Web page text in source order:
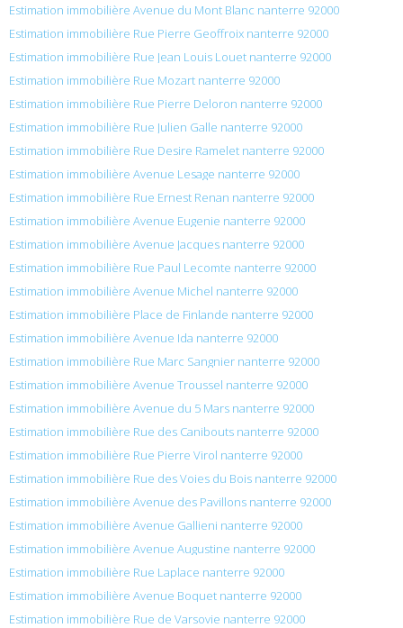
Estimation immobilière Avenue du Mont Blanc nanterre 92000
Estimation immobilière Rue Pierre Geoffroix nanterre 92000
Estimation immobilière Rue Jean Louis Louet nanterre 92000
Estimation immobilière Rue Mozart nanterre 92000
Estimation immobilière Rue Pierre Deloron nanterre 92000
Estimation immobilière Rue Julien Galle nanterre 92000
Estimation immobilière Rue Desire Ramelet nanterre 92000
Estimation immobilière Avenue Lesage nanterre 92000
Estimation immobilière Rue Ernest Renan nanterre 92000
Estimation immobilière Avenue Eugenie nanterre 92000
Estimation immobilière Avenue Jacques nanterre 92000
Estimation immobilière Rue Paul Lecomte nanterre 92000
Estimation immobilière Avenue Michel nanterre 92000
Estimation immobilière Place de Finlande nanterre 92000
Estimation immobilière Avenue Ida nanterre 92000
Estimation immobilière Rue Marc Sangnier nanterre 92000
Estimation immobilière Avenue Troussel nanterre 92000
Estimation immobilière Avenue du 5 Mars nanterre 92000
Estimation immobilière Rue des Canibouts nanterre 92000
Estimation immobilière Rue Pierre Virol nanterre 92000
Estimation immobilière Rue des Voies du Bois nanterre 92000
Estimation immobilière Avenue des Pavillons nanterre 92000
Estimation immobilière Avenue Gallieni nanterre 92000
Estimation immobilière Avenue Augustine nanterre 92000
Estimation immobilière Rue Laplace nanterre 92000
Estimation immobilière Avenue Boquet nanterre 92000
Estimation immobilière Rue de Varsovie nanterre 92000